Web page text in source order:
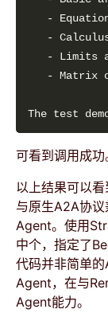
-
可看到调用成功
以上结果可以
与原生A2A协
Agent。使用
中个，指定了
代码并非简单
Agent，在与
Agent能力。